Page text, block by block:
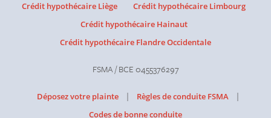
Crédit hypothécaire Liège
Crédit hypothécaire Limbourg
Crédit hypothécaire Hainaut
Crédit hypothécaire Flandre Occidentale
FSMA / BCE 0455376297
Déposez votre plainte | Règles de conduite FSMA |
Codes de bonne conduite